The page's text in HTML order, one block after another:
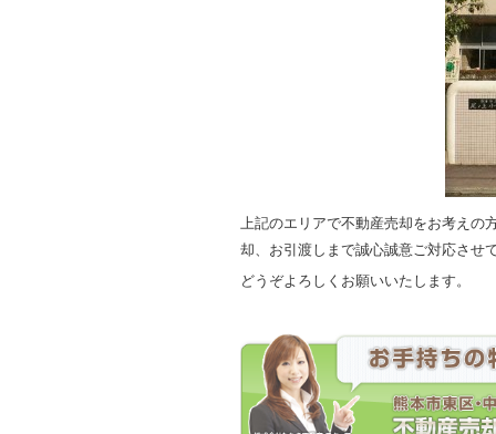
上記のエリアで不動産売却をお考えの
却、お引渡しまで誠心誠意ご対応させ
どうぞよろしくお願いいたします。